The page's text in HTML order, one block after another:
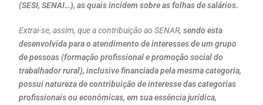
(SESI, SENAI…), as quais incidem sobre as folhas de salários.
Extrai-se, assim, que a contribuição ao SENAR,sendo esta
desenvolvida para o atendimento de interesses de um grupo
de pessoas (formação profissional e promoção social do
trabalhador rural), inclusive financiada pela mesma categoria,
possui natureza de contribuição de interesse das categorias
profissionais ou econômicas, em sua essência jurídica,